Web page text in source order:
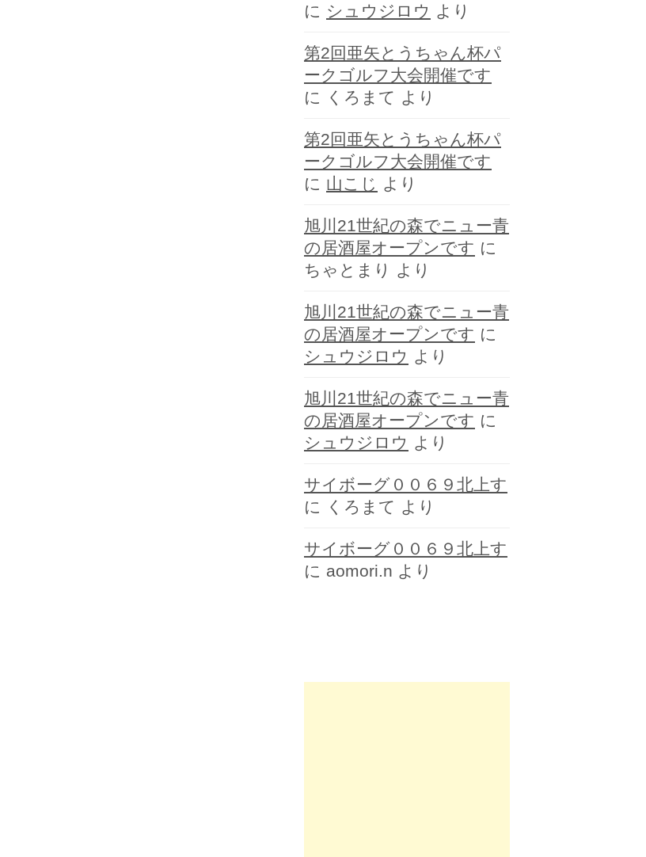
に シュウジロウ より
第2回亜矢とうちゃん杯パ
ークゴルフ大会開催です
に
くろまて より
第2回亜矢とうちゃん杯パ
ークゴルフ大会開催です
に 山こじ より
旭川21世紀の森でニュー青
の居酒屋オープンです に
ちゃとまり
より
旭川21世紀の森でニュー青
の居酒屋オープンです に
シュウジロウ より
旭川21世紀の森でニュー青
の居酒屋オープンです に
シュウジロウ より
サイボーグ００６９北上す
に
くろまて より
サイボーグ００６９北上す
に aomori.n より